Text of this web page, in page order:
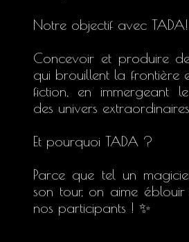
Notre objectif avec TADA!
Concevoir et produire
qui brouillent la frontière
fiction, en immergeant
des univers
Et pourquoi TADA ?
Parce que tel un
son tour, on aime
nos participants ! ✨